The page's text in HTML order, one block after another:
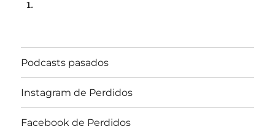
Univ.de.Chile
Podcasts pasados
Instagram de Perdidos
Facebook de Perdidos